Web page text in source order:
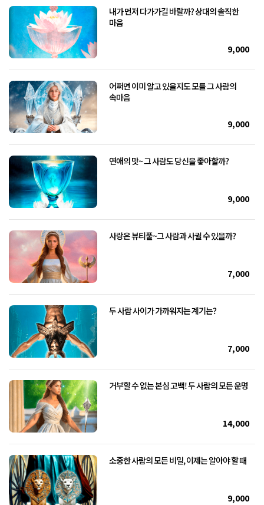
내가 먼저 다가가길 바랄까? 상대의 솔직한
마음
9,000
어쩌면 이미 알고 있을지도 모를 그 사람의
속마음
9,000
연애의 맛~ 그 사람도 당신을 좋아할까?
9,000
사랑은 뷰티풀~그 사람과 사귈 수 있을까?
7,000
두 사람 사이가 가까워지는 계기는?
7,000
거부할 수 없는 본심 고백! 두 사람의 모든 운명
14,000
소중한 사람의 모든 비밀, 이제는 알아야 할 때
9,000